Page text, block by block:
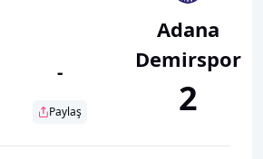
-
Paylaş
Adana
Demirspor
2